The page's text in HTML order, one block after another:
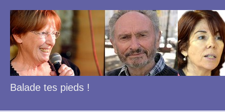
Balade tes pieds !